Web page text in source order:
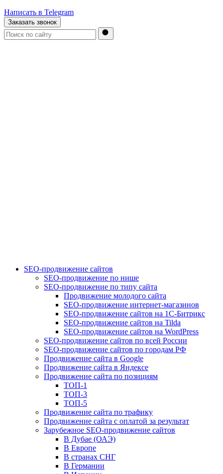
Написать в Telegram
Заказать звонок
SEO-продвижение сайтов
SEO-продвижение по нише
SEO-продвижение по типу сайта
Продвижение молодого сайта
SEO-продвижение интернет-магазинов
SEO-продвижение сайтов на 1С-Битрикс
SEO-продвижение сайтов на Tilda
SEO-продвижение сайтов на WordPress
SEO-продвижение сайтов по всей России
SEO-продвижение сайтов по городам РФ
Продвижение сайта в Google
Продвижение сайта в Яндексе
Продвижение сайта по позициям
ТОП-1
ТОП-3
ТОП-5
Продвижение сайта по трафику
Продвижение сайта с оплатой за результат
Зарубежное SEO-продвижение сайтов
В Дубае (ОАЭ)
В Европе
В странах СНГ
В Германии